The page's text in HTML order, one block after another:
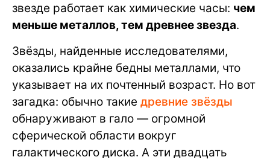
звезде работает как химические часы: чем
меньше металлов, тем древнее звезда.
Звёзды, найденные исследователями,
оказались крайне бедны металлами, что
указывает на их почтенный возраст. Но вот
загадка: обычно такие древние звёзды
обнаруживают в гало — огромной
сферической области вокруг
галактического диска. А эти двадцать